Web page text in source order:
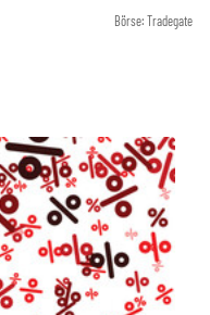
Börse: Tradegate